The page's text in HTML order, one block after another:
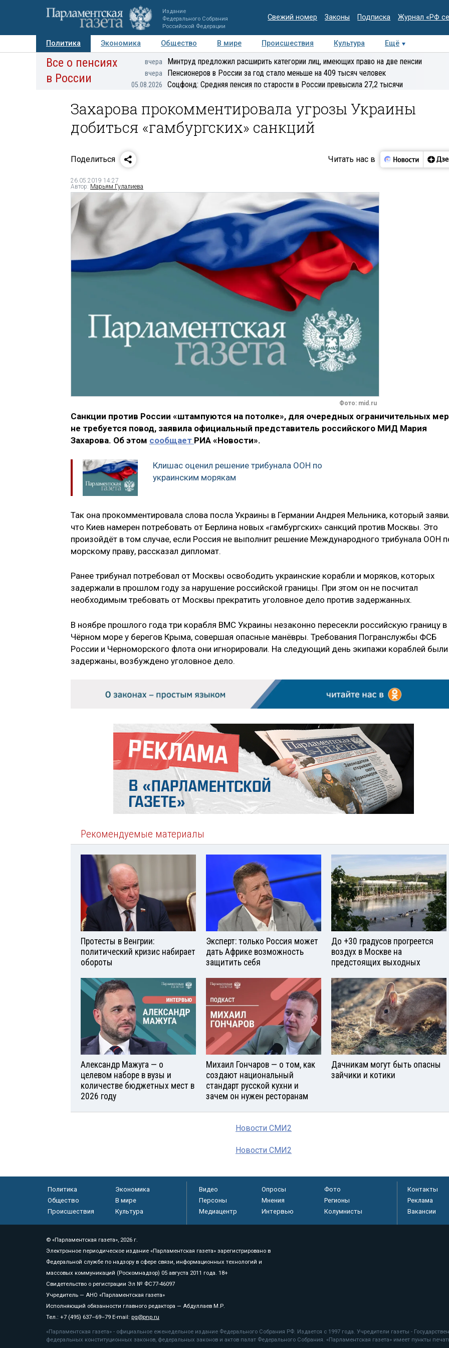
Издание
Федерального Собрания
Российской Федерации
Свежий номер Законы Подписка Журнал «РФ
Политика Экономика Общество В мире Происшествия Культура
Ещё
Авторы Персоны Мнения Регионы Медиацентр Интервью Колумнисты
Все о пенсиях
в России
вчера Минтруд предложил расширить категории лиц, имеющих право на две пенсии
вчера Пенсионеров в России за год стало меньше на 409 тысяч человек
05.08.2026 Соцфонд: Средняя пенсия по старости в России превысила 27,2 тысячи
Захарова прокомментировала угрозы Украины
добиться «гамбургских» санкций
Поделиться Читать нас в
26.05.2019 14:27
Автор: Марьям Гулалиева
Фото: mid.ru
Санкции против России «штампуются на потолке», для очередных ограничительных мер
не требуется повод, заявила официальный представитель российского МИД Мария
Захарова. Об этом сообщает РИА «Новости».
Клишас оценил решение трибунала ООН по
украинским морякам
Так она прокомментировала слова посла Украины в Германии Андрея Мельника, который
что Киев намерен потребовать от Берлина новых «гамбургских» санкций против Москвы. Это
произойдёт в том случае, если Россия не выполнит решение Международного трибунала ООН
морскому праву, рассказал дипломат.
Ранее трибунал потребовал от Москвы освободить украинские корабли и моряков, которых
задержали в прошлом году за нарушение российской границы. При этом он не посчитал
необходимым требовать от Москвы прекратить уголовное дело против задержанных.
В ноябре прошлого года три корабля ВМС Украины незаконно пересекли российскую границу в
Чёрном море у берегов Крыма, совершая опасные манёвры. Требования Погранслужбы ФСБ
России и Черноморского флота они игнорировали. На следующий день экипажи кораблей были
задержаны, возбуждено уголовное дело.
Рекомендуемые материалы
Протесты в Венгрии:
политический кризис набирает
обороты
Эксперт: только Россия может
дать Африке возможность
защитить себя
До +30 градусов прогреется
воздух в Москве на
предстоящих выходных
Александр Мажуга — о
целевом наборе в вузы и
количестве бюджетных мест в
2026 году
Михаил Гончаров — о том, как
создают национальный
стандарт русской кухни и
зачем он нужен ресторанам
Дачникам могут быть опасны
зайчики и котики
Новости СМИ2
Новости СМИ2
Политика
Экономика
Общество
В мире
Происшествия
Культура
Видео Опросы
Фото
Персоны
Мнения
Регионы
Медиацентр
Интервью Колумнисты
Контакты
Реклама
Вакансии
© «Парламентская газета», 2026 г.
Электронное периодическое издание «Парламентская газета» зарегистрировано в
Федеральной службе по надзору в сфере связи, информационных технологий и
массовых коммуникаций (Роскомнадзор) 05 августа 2011 года. 18+
Свидетельство о регистрации Эл № ФС77-46097
Учредитель — АНО «Парламентская газета»
Исполняющий обязанности главного редактора — Абдуллаев М.Р.
Тел.: +7 (495) 637–69–79 E-mail: pg@pnp.ru
«Парламентская газета» - официальное еженедельное издание Федерального Собрания РФ. Издается с 1997 года. Учредители газеты -
федеральных конституционных законов, федеральных законов и актов палат Федерального Собрания. «Парламентская газета» имеет пункты